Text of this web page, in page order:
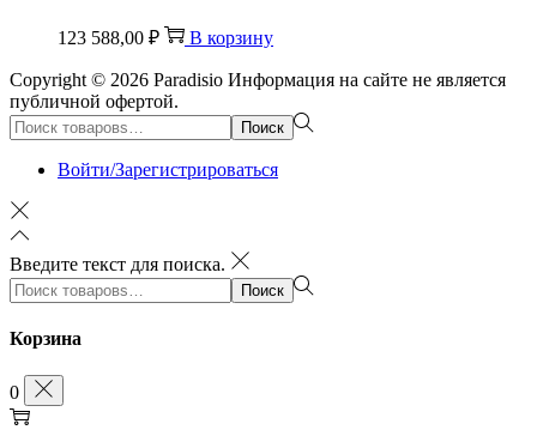
123 588,00 ₽ В корзину
Copyright © 2026 Paradisio Информация на сайте не является
публичной офертой.
Поиск:>
Поиск
Войти/Зарегистрироваться
Введите текст для поиска.
Поиск:>
Поиск
Корзина
0